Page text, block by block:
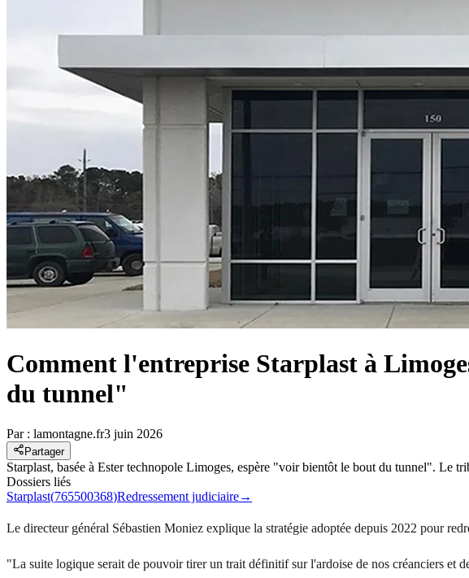
Comment l'entreprise Starplast à
du tunnel"
Par : lamontagne.fr3 juin 2026
Partager
Starplast, basée à Ester technopole Limoges, espère "voir bientôt le bout du tunnel". Le
Dossiers liés
Starplast(765500368)Redressement judiciaire→
Le directeur général Sébastien Moniez explique la stratégie adoptée depuis 2022 pour
"La suite logique serait de pouvoir tirer un trait définitif sur l'ardoise de nos créanciers et